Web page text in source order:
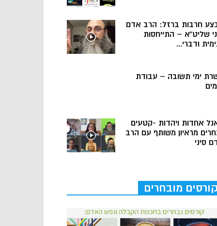
חרבות ברזל: הרב אדם
שליט”א – התייחסות
ודברי...
ימי תשובה – עבודת
אחדות ויהדות -קטעים
מראיון משותף עם הרב
סיני
קורסים מובחרים